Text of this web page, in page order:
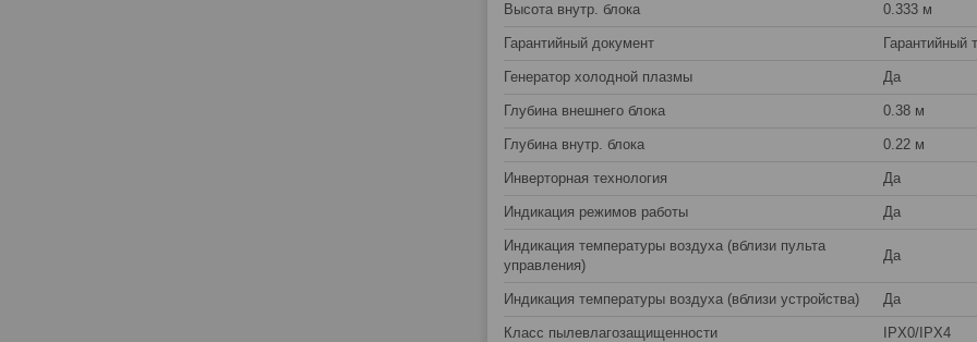
Высота внутр. блока 0.333 м
Гарантийный документ Гарантийный
Генератор холодной плазмы Да
Глубина внешнего блока 0.38 м
Глубина внутр. блока 0.22 м
Инверторная технология Да
Индикация режимов работы Да
Индикация температуры воздуха (вблизи пульта
управления)
Да
Индикация температуры воздуха (вблизи устройства) Да
Класс пылевлагозащищенности IPX0/IPX4